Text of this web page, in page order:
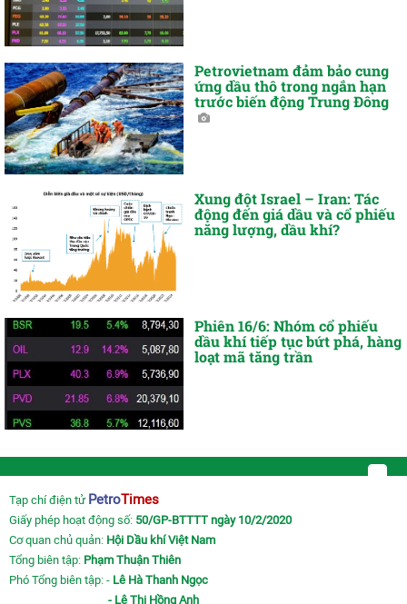
Petrovietnam đảm bảo cung
ứng dầu thô trong ngắn hạn
trước biến động Trung Đông
Xung đột Israel – Iran: Tác
động đến giá dầu và cổ phiếu
năng lượng, dầu khí?
Phiên 16/6: Nhóm cổ phiếu
dầu khí tiếp tục bứt phá, hàng
loạt mã tăng trần
Tạp chí điện tử PetroTimes
Giấy phép hoạt động số: 50/GP-BTTTT ngày 10/2/2020
Cơ quan chủ quản: Hội Dầu khí Việt Nam
Tổng biên tập: Phạm Thuận Thiên
Phó Tổng biên tập: - Lê Hà Thanh Ngọc
- Lê Thị Hồng Anh